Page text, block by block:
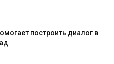
построить диалог в